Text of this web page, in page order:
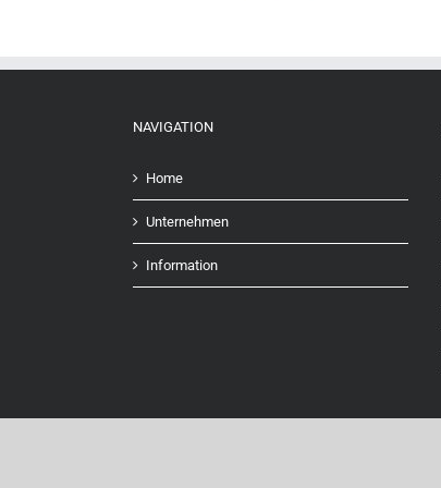
NAVIGATION
Home
Unternehmen
Information